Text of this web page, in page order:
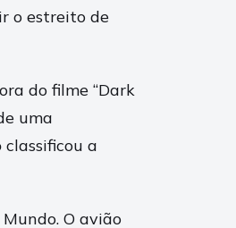
o estreito de
do filme “Dark
uma
classificou a
O avião